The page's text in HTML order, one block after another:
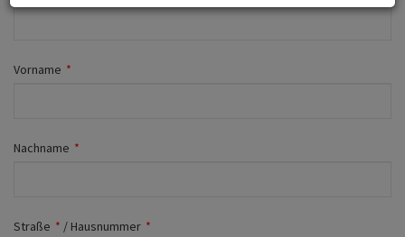
Vorname *
Nachname *
Straße * / Hausnummer *